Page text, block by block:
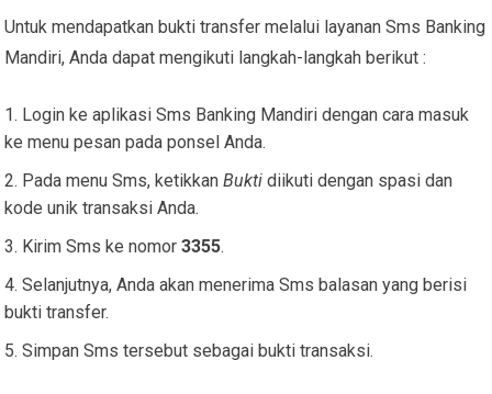
Untuk mendapatkan bukti transfer melalui layanan Sms Banking
Mandiri, Anda dapat mengikuti langkah-langkah berikut :
Login ke aplikasi Sms Banking Mandiri dengan cara masuk
ke menu pesan pada ponsel Anda.
Pada menu Sms, ketikkanBukti diikuti dengan spasi dan
kode unik transaksi Anda.
Kirim Sms ke nomor3355.
Selanjutnya, Anda akan menerima Sms balasan yang berisi
bukti transfer.
Simpan Sms tersebut sebagai bukti transaksi.